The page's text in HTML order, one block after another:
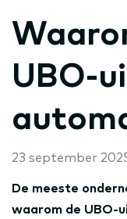
UBO-
23 september
De meeste
waarom de UBO-